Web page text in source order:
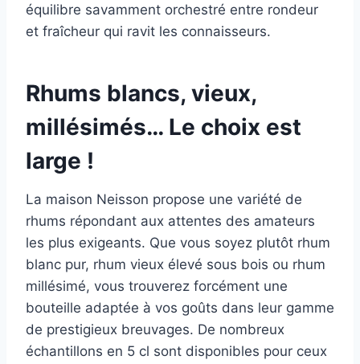
équilibre savamment orchestré entre rondeur
et fraîcheur qui ravit les connaisseurs.
Rhums blancs, vieux,
millésimés… Le choix est
large !
La maison Neisson propose une variété de
rhums répondant aux attentes des amateurs
les plus exigeants. Que vous soyez plutôt rhum
blanc pur, rhum vieux élevé sous bois ou rhum
millésimé, vous trouverez forcément une
bouteille adaptée à vos goûts dans leur gamme
de prestigieux breuvages. De nombreux
échantillons en 5 cl sont disponibles pour ceux